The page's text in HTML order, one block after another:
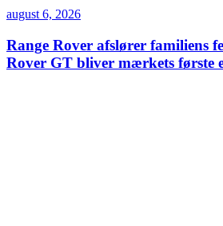
august 6, 2026
Range Rover afslører familiens
Rover GT bliver mærkets første